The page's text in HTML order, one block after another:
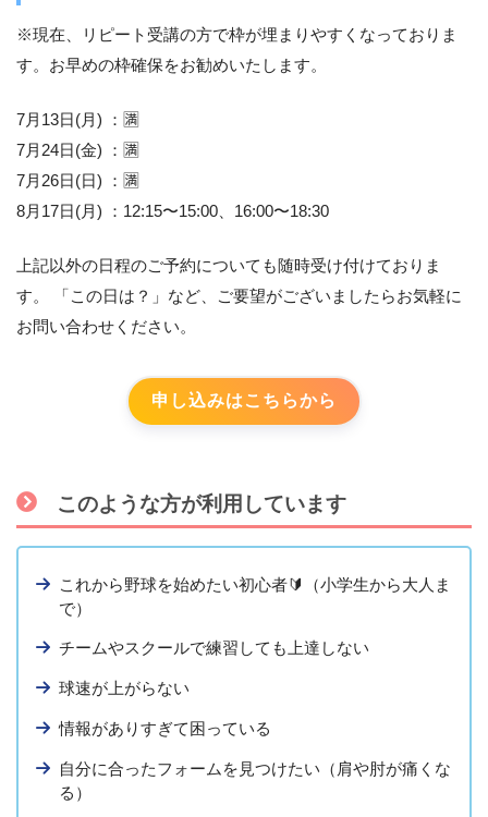
※現在、リピート受講の方で枠が埋まりやすくなっておりま
す。お早めの枠確保をお勧めいたします。
7月13日(月) ：🈵
7月24日(金) ：🈵
7月26日(日) ：🈵
8月17日(月) ：12:15〜15:00、16:00〜18:30
上記以外の日程のご予約についても随時受け付けておりま
す。 「この日は？」など、ご要望がございましたらお気軽に
お問い合わせください。
申し込みはこちらから
このような方が利用しています
これから野球を始めたい初心者🔰（小学生から大人ま
で）
チームやスクールで練習しても上達しない
球速が上がらない
情報がありすぎて困っている
自分に合ったフォームを見つけたい（肩や肘が痛くな
る）